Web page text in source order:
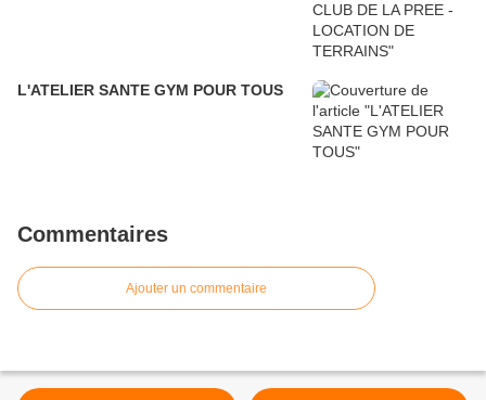
L'ATELIER SANTE GYM POUR TOUS
Commentaires
Ajouter un commentaire